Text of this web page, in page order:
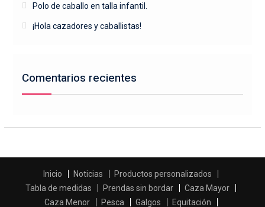
Polo de caballo en talla infantil.
¡Hola cazadores y caballistas!
Comentarios recientes
Inicio Noticias
Productos personalizados
Tabla de medidas
Prendas sin bordar
Caza Mayor
Caza Menor
Pesca Galgos Equitación